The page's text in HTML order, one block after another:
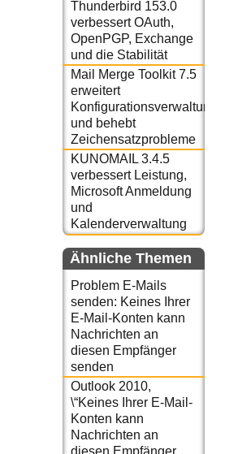
Thunderbird 153.0
verbessert OAuth,
OpenPGP, Exchange
und die Stabilität
Mail Merge Toolkit 7.5
erweitert
Konfigurationsverwaltung
und behebt
Zeichensatzprobleme
KUNOMAIL 3.4.5
verbessert Leistung,
Microsoft Anmeldung
und
Kalenderverwaltung
Ähnliche Themen
Problem E-Mails
senden: Keines Ihrer
E-Mail-Konten kann
Nachrichten an
diesen Empfänger
senden
Outlook 2010,
\“Keines Ihrer E-Mail-
Konten kann
Nachrichten an
diesen Empfänger